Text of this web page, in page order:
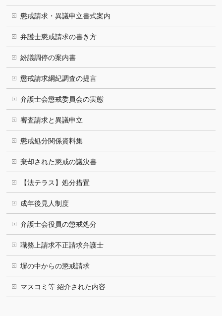
懲戒請求・異議申立書式案内
弁護士懲戒請求の書き方
紛議調停の案内書
懲戒請求綱紀調査の提言
弁護士会懲戒委員会の実態
審査請求と異議申立
懲戒処分関係資料集
棄却された懲戒の議決書
【法テラス】処分措置
成年後見人制度
弁護士会役員の懲戒処分
職務上請求不正請求弁護士
塀の中からの懲戒請求
マスコミ等 紹介された内容